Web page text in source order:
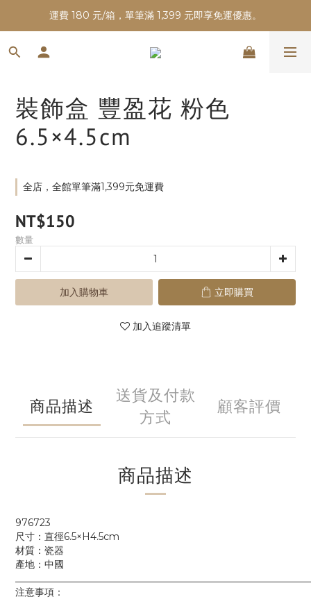
運費 180 元/箱，單筆滿 1,399 元即享免運優惠。
裝飾盒 豐盈花 粉色
6.5×4.5cm
全店，全館單筆滿1,399元免運費
NT$150
數量
加入購物車 立即購買
加入追蹤清單
商品描述
送貨及付款
方式
顧客評價
商品描述
976723
尺寸：直徑6.5×H4.5cm
材質：瓷器
產地：中國
注意事項：